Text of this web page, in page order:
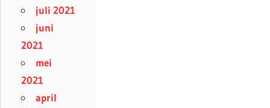
juli 2021
juni
2021
mei
2021
april